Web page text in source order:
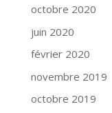
octobre 2020
juin 2020
février 2020
novembre 2019
octobre 2019